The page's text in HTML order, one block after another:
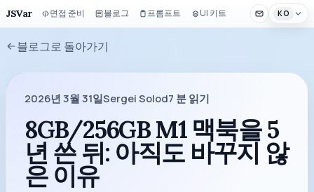
JSVar 면접 준비 블로그 프롬프트 UI 키트 KO
블로그로 돌아가기
2026년 3월 31일Sergei Solod7 분 읽기
8GB/256GB M1 맥북을 5
년 쓴 뒤: 아직도 바꾸지 않
은 이유